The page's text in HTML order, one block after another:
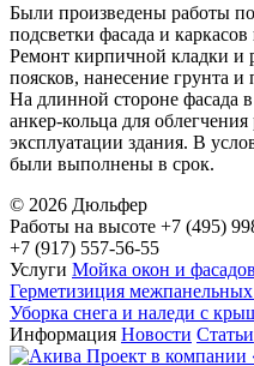
Были произведены работы
подсветки фасада и
Ремонт кирпичной кладки и
поясков, нанесение грунта
На длинной стороне фасада
анкер-кольца для
эксплуатации здания. В
были выполнены в срок.
© 2026 Дюльфер
Работы на высоте +7 (495)
+7 (917) 557-56-55
Услуги Мойка окон и фасадов
Герметизиция
Уборка снега и наледи с
Информация Новости Статьи
Проект в компании